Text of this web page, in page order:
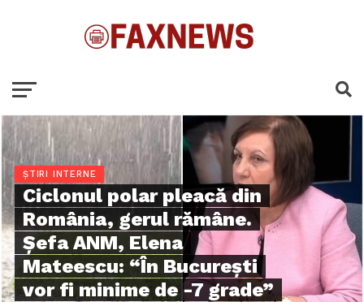
ȘTIRI INTERNE
Ciclonul polar pleacă din
România, gerul rămâne.
Șefa ANM, Elena
Mateescu: “În București
vor fi minime de -7 grade”